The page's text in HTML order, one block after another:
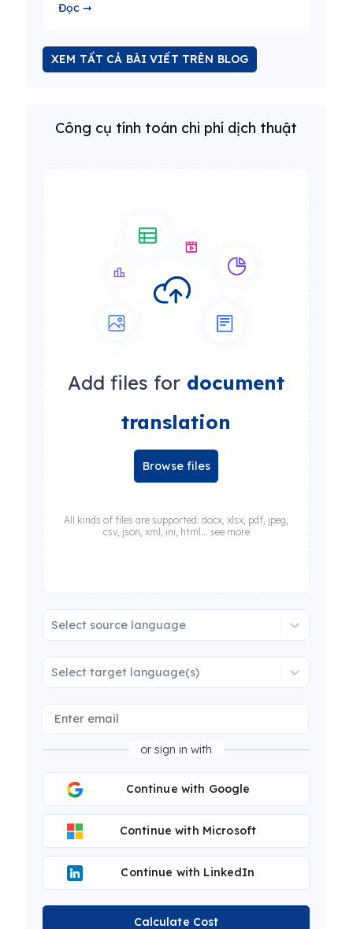
Đọc ➞
XEM TẤT CẢ BÀI VIẾT TRÊN BLOG
Công cụ tính toán chi phí dịch thuật
Add files for document
translation
Browse files
All kinds of files are supported: docx, xlsx, pdf, jpeg,
csv, json, xml, ini, html... see more
Select source language
Select target language(s)
or sign in with
Continue with Google
Continue with Microsoft
Continue with LinkedIn
Calculate Cost